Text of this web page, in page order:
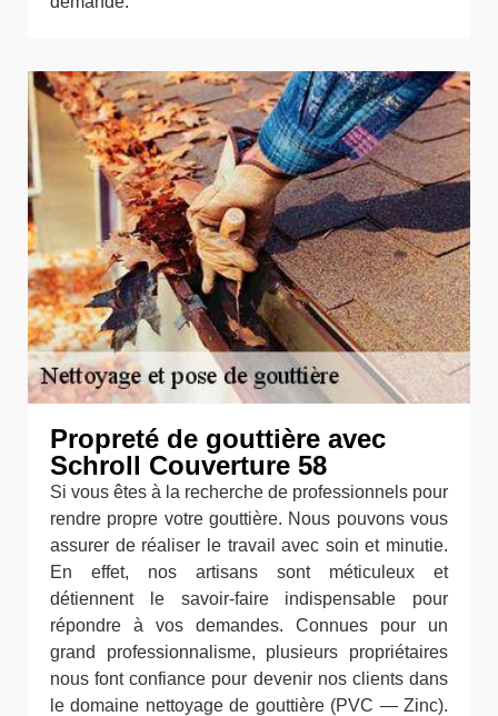
Propreté de gouttière avec
Schroll Couverture 58
Si vous êtes à la recherche de professionnels pour
rendre propre votre gouttière. Nous pouvons vous
assurer de réaliser le travail avec soin et minutie.
En effet, nos artisans sont méticuleux et
détiennent le savoir-faire indispensable pour
répondre à vos demandes. Connues pour un
grand professionnalisme, plusieurs propriétaires
nous font confiance pour devenir nos clients dans
le domaine nettoyage de gouttière (PVC — Zinc).